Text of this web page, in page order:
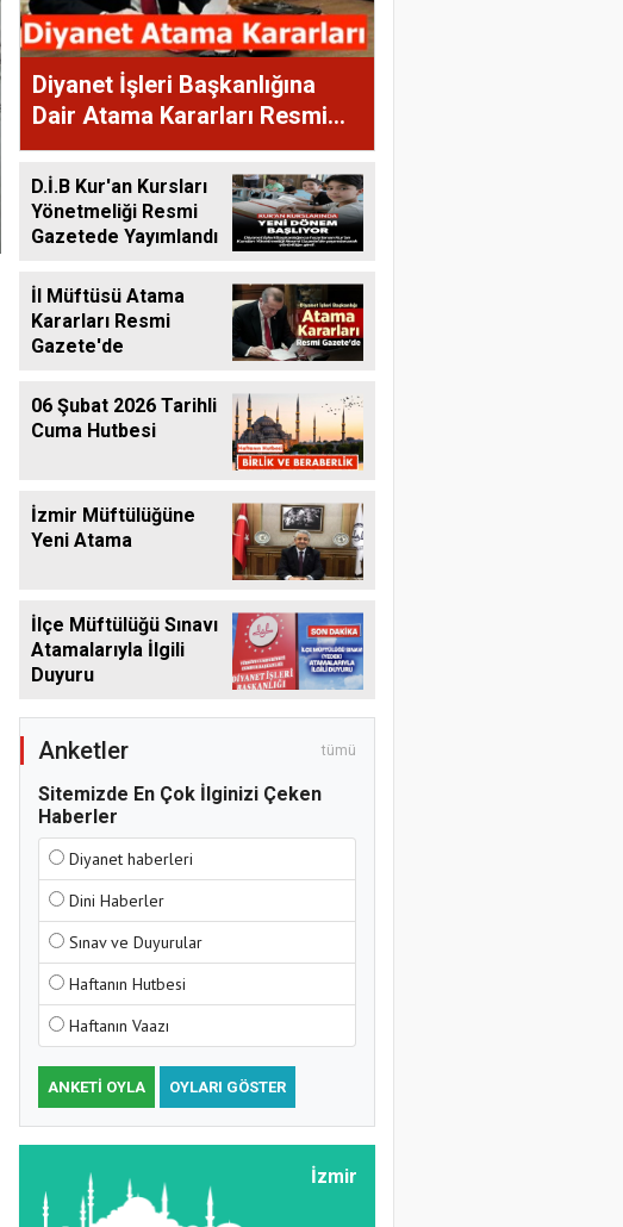
Diyanet İşleri Başkanlığına
Dair Atama Kararları Resmi
Gazete'de
D.İ.B Kur'an Kursları
Yönetmeliği Resmi
Gazetede Yayımlandı
İl Müftüsü Atama
Kararları Resmi
Gazete'de
06 Şubat 2026 Tarihli
Cuma Hutbesi
İzmir Müftülüğüne
Yeni Atama
İlçe Müftülüğü Sınavı
Atamalarıyla İlgili
Duyuru
Anketler tümü
Sitemizde En Çok İlginizi Çeken
Haberler
Diyanet haberleri
Dini Haberler
Sınav ve Duyurular
Haftanın Hutbesi
Haftanın Vaazı
ANKETI OYLA OYLARI GÖSTER
İzmir